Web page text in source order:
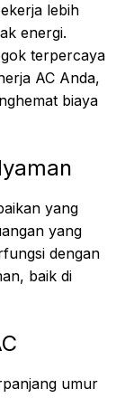
lebih
energi.
terpercaya
AC Anda,
biaya
yang
yang
dengan
baik di
umur